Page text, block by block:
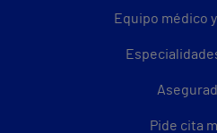
Equipo médico
Pide cita